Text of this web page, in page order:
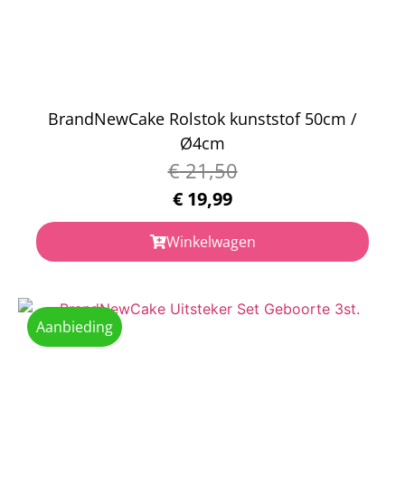
BrandNewCake Rolstok kunststof 50cm /
Ø4cm
€21,50
€ 19,99
Winkelwagen
Aanbieding